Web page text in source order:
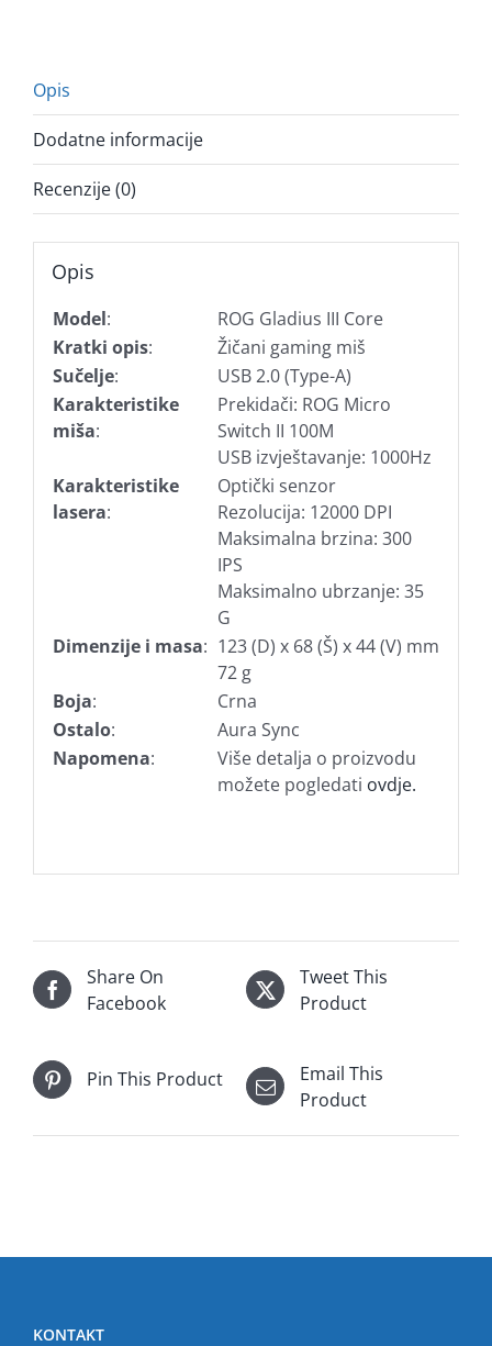
Opis
Dodatne informacije
Recenzije (0)
Opis
Model:
ROG Gladius III Core
Kratki opis:
Žičani gaming miš
Sučelje:
USB 2.0 (Type-A)
Karakteristike
miša:
Prekidači: ROG Micro
Switch II 100M
USB izvještavanje: 1000Hz
Karakteristike
lasera:
Optički senzor
Rezolucija: 12000 DPI
Maksimalna brzina: 300
IPS
Maksimalno ubrzanje: 35
G
Dimenzije i masa: 123 (D) x 68 (Š) x 44 (V) mm
72 g
Boja:
Crna
Ostalo:
Aura Sync
Napomena:
Više detalja o proizvodu
možete pogledati ovdje.
Share On
Facebook
Tweet This
Product
Pin This Product
Email This
Product
KONTAKT